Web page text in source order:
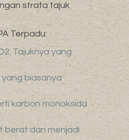
strata tajuk
Terpadu:
Tajuknya yang
yang biasanya
karbon monoksida
berat dan menjadi